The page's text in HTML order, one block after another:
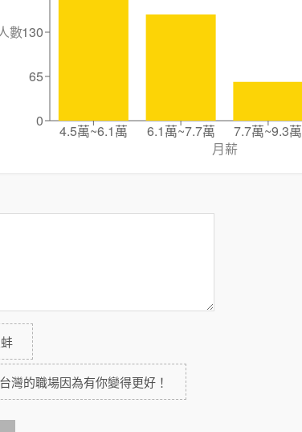
4.5萬~6.1萬 6.1萬~7.7萬 7.7萬~9.3萬
月薪
0
65
130
人數
台灣的職場因為有你變得更好！